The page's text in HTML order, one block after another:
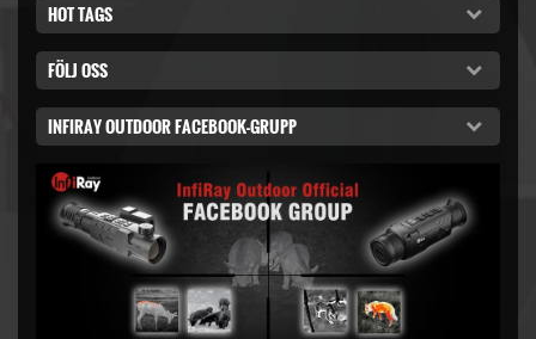
HOT TAGS
FÖLJ OSS
INFIRAY OUTDOOR FACEBOOK-GRUPP